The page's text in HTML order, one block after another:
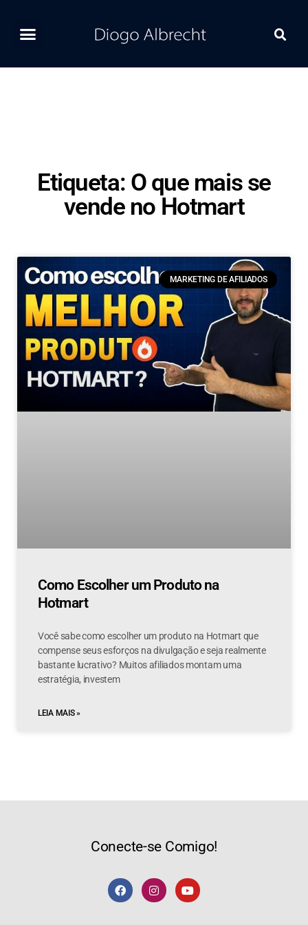
Etiqueta: O que mais se
vende no Hotmart
MARKETING DE AFILIADOS
Como Escolher um Produto na
Hotmart
Você sabe como escolher um produto na Hotmart que
compense seus esforços na divulgação e seja realmente
bastante lucrativo? Muitos afiliados montam uma
estratégia, investem
LEIA MAIS »
Conecte-se Comigo!